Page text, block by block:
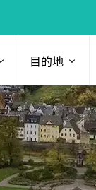
目的地